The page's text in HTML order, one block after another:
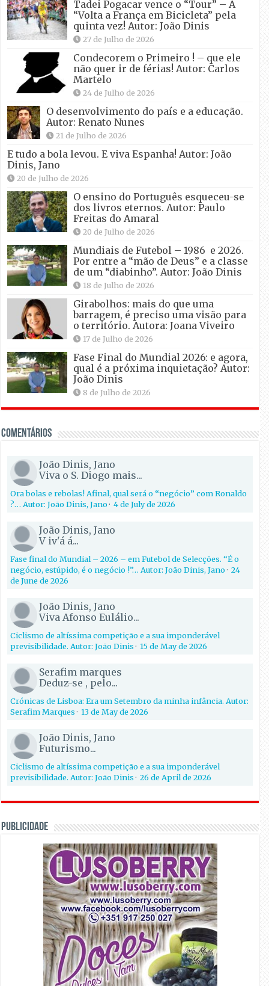
Tadei Pogacar vence o “Tour” – A
“Volta a França em Bicicleta” pela
quinta vez! Autor: João Dinis
27 de Julho de 2026
Condecorem o Primeiro ! – que ele
não quer ir de férias! Autor: Carlos
Martelo
24 de Julho de 2026
O desenvolvimento do país e a educação.
Autor: Renato Nunes
21 de Julho de 2026
E tudo a bola levou. E viva Espanha! Autor: João
Dinis, Jano
20 de Julho de 2026
O ensino do Português esqueceu-se
dos livros eternos. Autor: Paulo
Freitas do Amaral
20 de Julho de 2026
Mundiais de Futebol – 1986 e 2026.
Por entre a “mão de Deus” e a classe
de um “diabinho”. Autor: João Dinis
18 de Julho de 2026
Girabolhos: mais do que uma
barragem, é preciso uma visão para
o território. Autora: Joana Viveiro
17 de Julho de 2026
Fase Final do Mundial 2026: e agora,
qual é a próxima inquietação? Autor:
João Dinis
8 de Julho de 2026
Comentários
João Dinis, Jano
Viva o S. Diogo mais...
Ora bolas e rebolas! Afinal, qual será o “negócio” com Ronaldo
?… Autor: João Dinis, Jano·4 de July de 2026
João Dinis, Jano
V iv'á á...
Fase final do Mundial – 2026 – em Futebol de Selecções. “É o
negócio, estúpido, é o negócio !”… Autor: João Dinis, Jano·24
de June de 2026
João Dinis, Jano
Viva Afonso Eulálio...
Ciclismo de altíssima competição e a sua imponderável
previsibilidade. Autor: João Dinis·15 de May de 2026
Serafim marques
Deduz-se , pelo...
Crónicas de Lisboa: Era um Setembro da minha infância. Autor:
Serafim Marques·13 de May de 2026
João Dinis, Jano
Futurismo...
Ciclismo de altíssima competição e a sua imponderável
previsibilidade. Autor: João Dinis·26 de April de 2026
PUBLICIDADE